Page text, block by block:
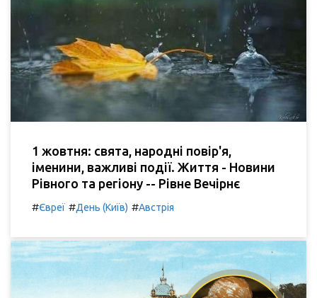
1 жовтня: свята, народні повір'я,
іменини, важливі події. Життя - Новини
Рівного та регіону -- Рівне Вечірнє
#Євреї #День (Київ) #Австрія